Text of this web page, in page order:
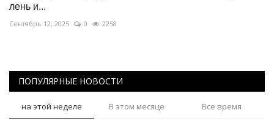
лень и...
Сентябрь 12, 2025 0 2258
ПОПУЛЯРНЫЕ НОВОСТИ
на этой неделе В этом месяце Все время